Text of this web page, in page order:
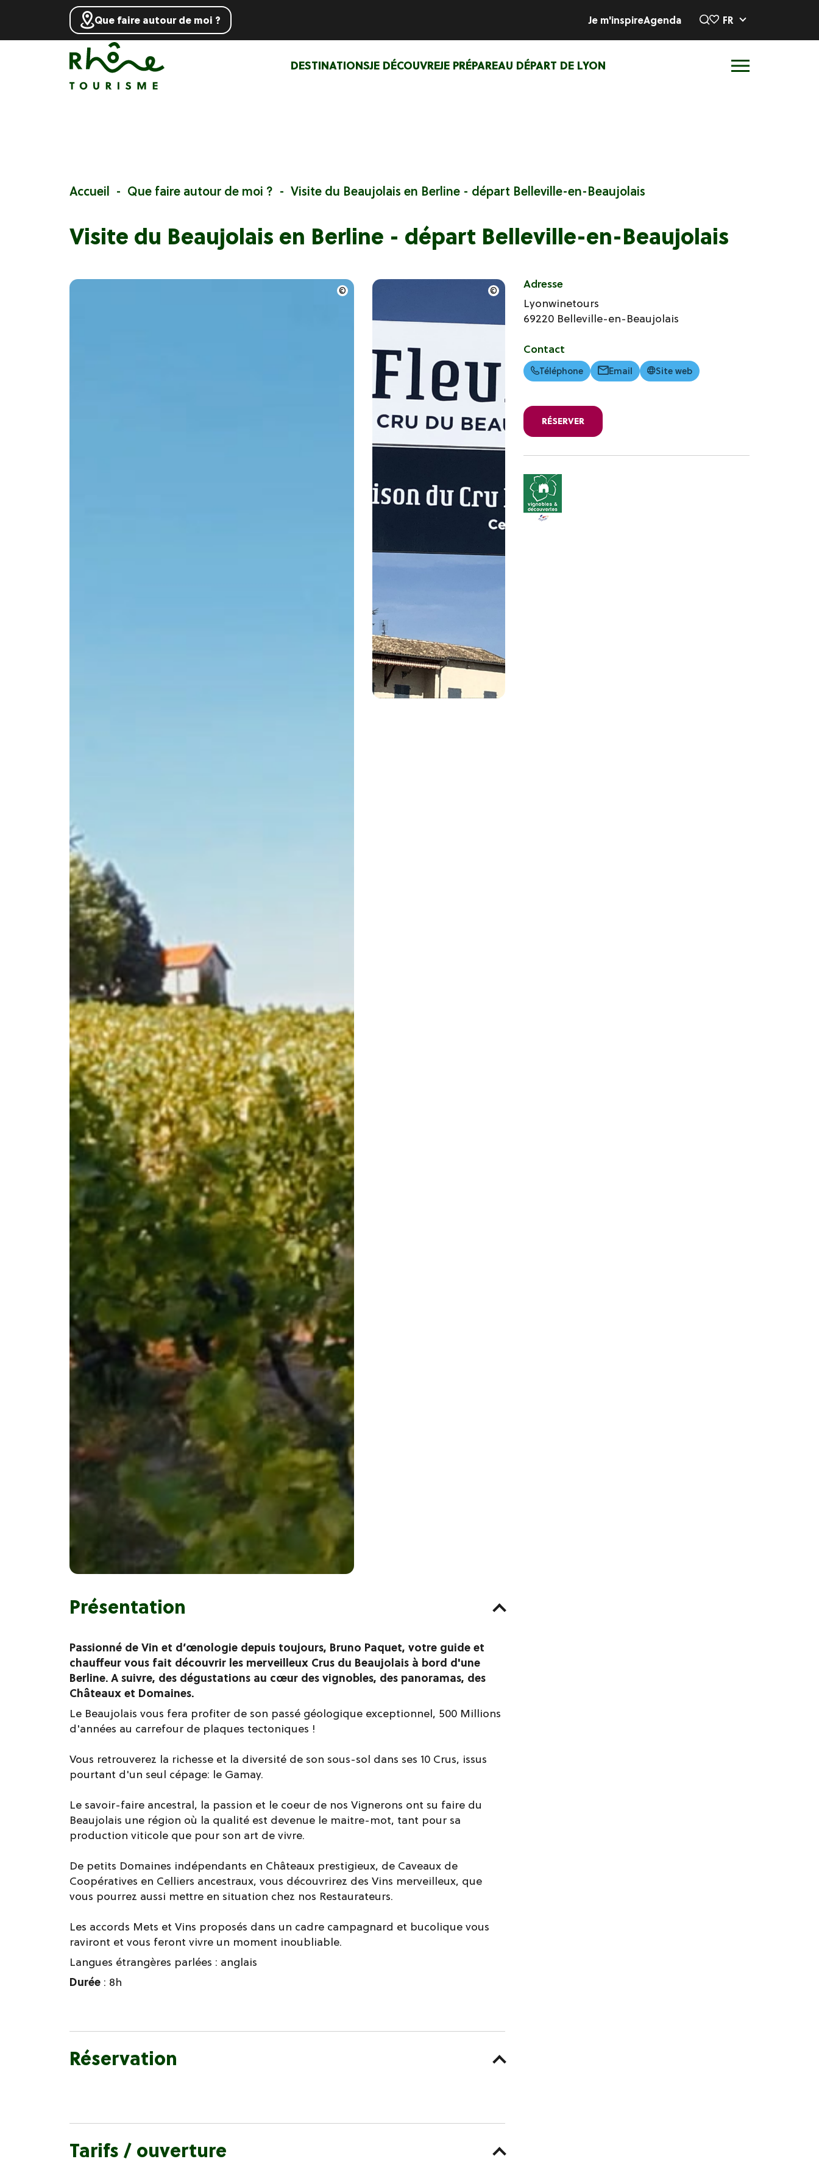
DESTINATIONSJE DÉCOUVREJE PRÉPAREAU DÉPART DE LYON
Que faire autour de moi ? Je m'inspireAgenda FR
Accueil Que faire autour de moi ? Visite du Beaujolais en Berline - départ Belleville-en-Beaujolais
Visite du Beaujolais en Berline - départ Belleville-en-Beaujolais
Présentation
Passionné de Vin et d’œnologie depuis toujours, Bruno Paquet, votre guide et
chauffeur vous fait découvrir les merveilleux Crus du Beaujolais à bord d'une
Berline. A suivre, des dégustations au cœur des vignobles, des panoramas, des
Châteaux et Domaines.
Le Beaujolais vous fera profiter de son passé géologique exceptionnel, 500 Millions
d'années au carrefour de plaques tectoniques !
Vous retrouverez la richesse et la diversité de son sous-sol dans ses 10 Crus, issus
pourtant d'un seul cépage: le Gamay.
Le savoir-faire ancestral, la passion et le coeur de nos Vignerons ont su faire du
Beaujolais une région où la qualité est devenue le maitre-mot, tant pour sa
production viticole que pour son art de vivre.
De petits Domaines indépendants en Châteaux prestigieux, de Caveaux de
Coopératives en Celliers ancestraux, vous découvrirez des Vins merveilleux, que
vous pourrez aussi mettre en situation chez nos Restaurateurs.
Les accords Mets et Vins proposés dans un cadre campagnard et bucolique vous
raviront et vous feront vivre un moment inoubliable.
Langues étrangères parlées : anglais
Durée : 8h
Réservation
Tarifs / ouverture
Adresse
Lyonwinetours
69220 Belleville-en-Beaujolais
Contact
Téléphone Email Site web
RÉSERVER